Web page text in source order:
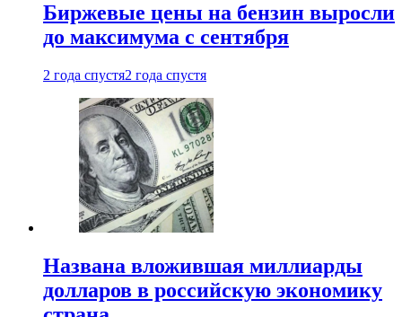
Биржевые цены на бензин выросли
до максимума с сентября
2 года спустя2 года спустя
Названа вложившая миллиарды
долларов в российскую экономику